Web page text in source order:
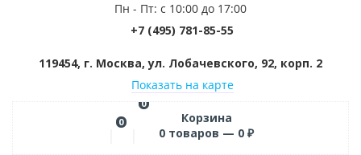
Пн - Пт: с 10:00 до 17:00
+7 (495) 781-85-55
119454, г. Москва, ул. Лобачевского, 92, корп. 2
Показать на карте
0
0
Корзина
0 товаров — 0 ₽